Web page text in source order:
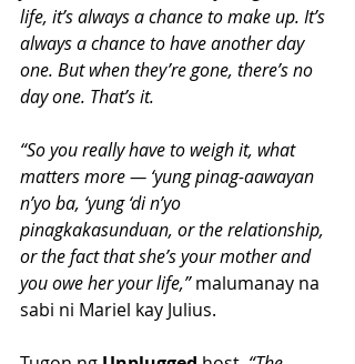
life, it’s always a chance to make up. It’s
always a chance to have another day
one. But when they’re gone, there’s no
day one. That’s it.
“So you really have to weigh it, what
matters more — ‘yung pinag-aawayan
n’yo ba, ‘yung ‘di n’yo
pinagkakasunduan, or the relationship,
or the fact that she’s your mother and
you owe her your life,” malumanay na
sabi ni Mariel kay Julius.